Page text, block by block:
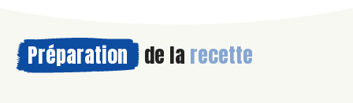
Préparation de la recette